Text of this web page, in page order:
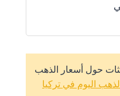
حول أسعار الذهب
اليوم في تركيا